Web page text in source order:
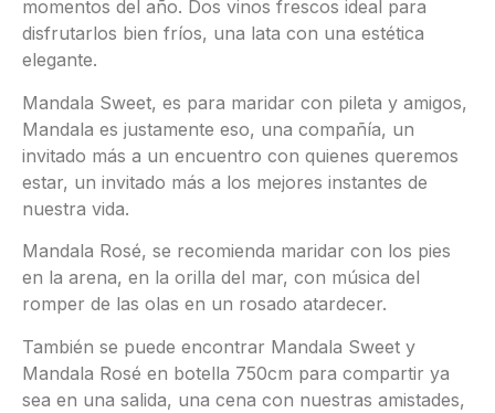
momentos del año. Dos vinos frescos ideal para
disfrutarlos bien fríos, una lata con una estética
elegante.
Mandala Sweet, es para maridar con pileta y amigos,
Mandala es justamente eso, una compañía, un
invitado más a un encuentro con quienes queremos
estar, un invitado más a los mejores instantes de
nuestra vida.
Mandala Rosé, se recomienda maridar con los pies
en la arena, en la orilla del mar, con música del
romper de las olas en un rosado atardecer.
También se puede encontrar Mandala Sweet y
Mandala Rosé en botella 750cm para compartir ya
sea en una salida, una cena con nuestras amistades,